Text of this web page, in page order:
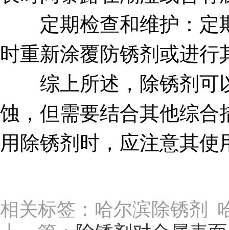
定期检查和维护：定
时重新涂覆防锈剂或进行
综上所述，除锈剂可
蚀，但需要结合其他综合
用除锈剂时，应注意其
相关标签：哈尔滨除锈剂